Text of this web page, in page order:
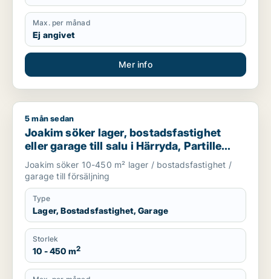
Max. per månad
Ej angivet
Mer info
Joakim söker lager, bostadsfastighet eller garage till salu i
5 mån sedan
Joakim söker lager, bostadsfastighet
eller garage till salu i Härryda, Partille
eller Öckerö m.fl.
Joakim söker 10-450 m² lager / bostadsfastighet /
garage till försäljning
Type
Lager, Bostadsfastighet, Garage
Storlek
10 - 450 m2